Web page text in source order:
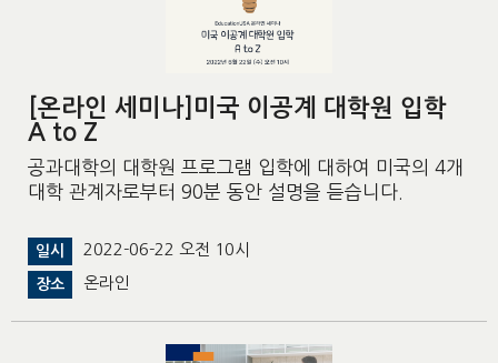
[온라인 세미나]미국 이공계 대학원 입학
A to Z
공과대학의 대학원 프로그램 입학에 대하여 미국의 4개
대학 관계자로부터 90분 동안 설명을 듣습니다.
일시 2022-06-22 오전 10시
장소 온라인